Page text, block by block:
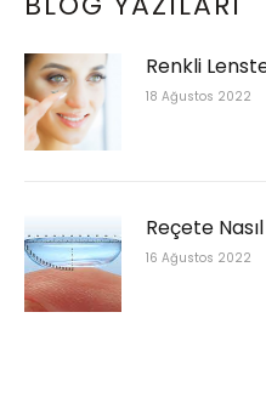
Renkli
18 Ağustos 2022
Reçete
16 Ağustos 2022